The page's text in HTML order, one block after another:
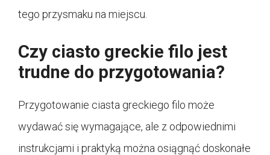
tego przysmaku na miejscu.
Czy ciasto greckie filo jest
trudne do przygotowania?
Przygotowanie ciasta greckiego filo może
wydawać się wymagające, ale z odpowiednimi
instrukcjami i praktyką można osiągnąć doskonałe